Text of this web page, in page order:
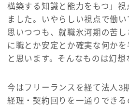
構築する知識と能力をもつ」視
ました。いやらしい視点で働
思いつつも、就職氷河期の苦
に職とか安定とか確実な何か
と思います。そんなものは幻想
今はフリーランスを経て法人3
経理・契約回りを一通りでき